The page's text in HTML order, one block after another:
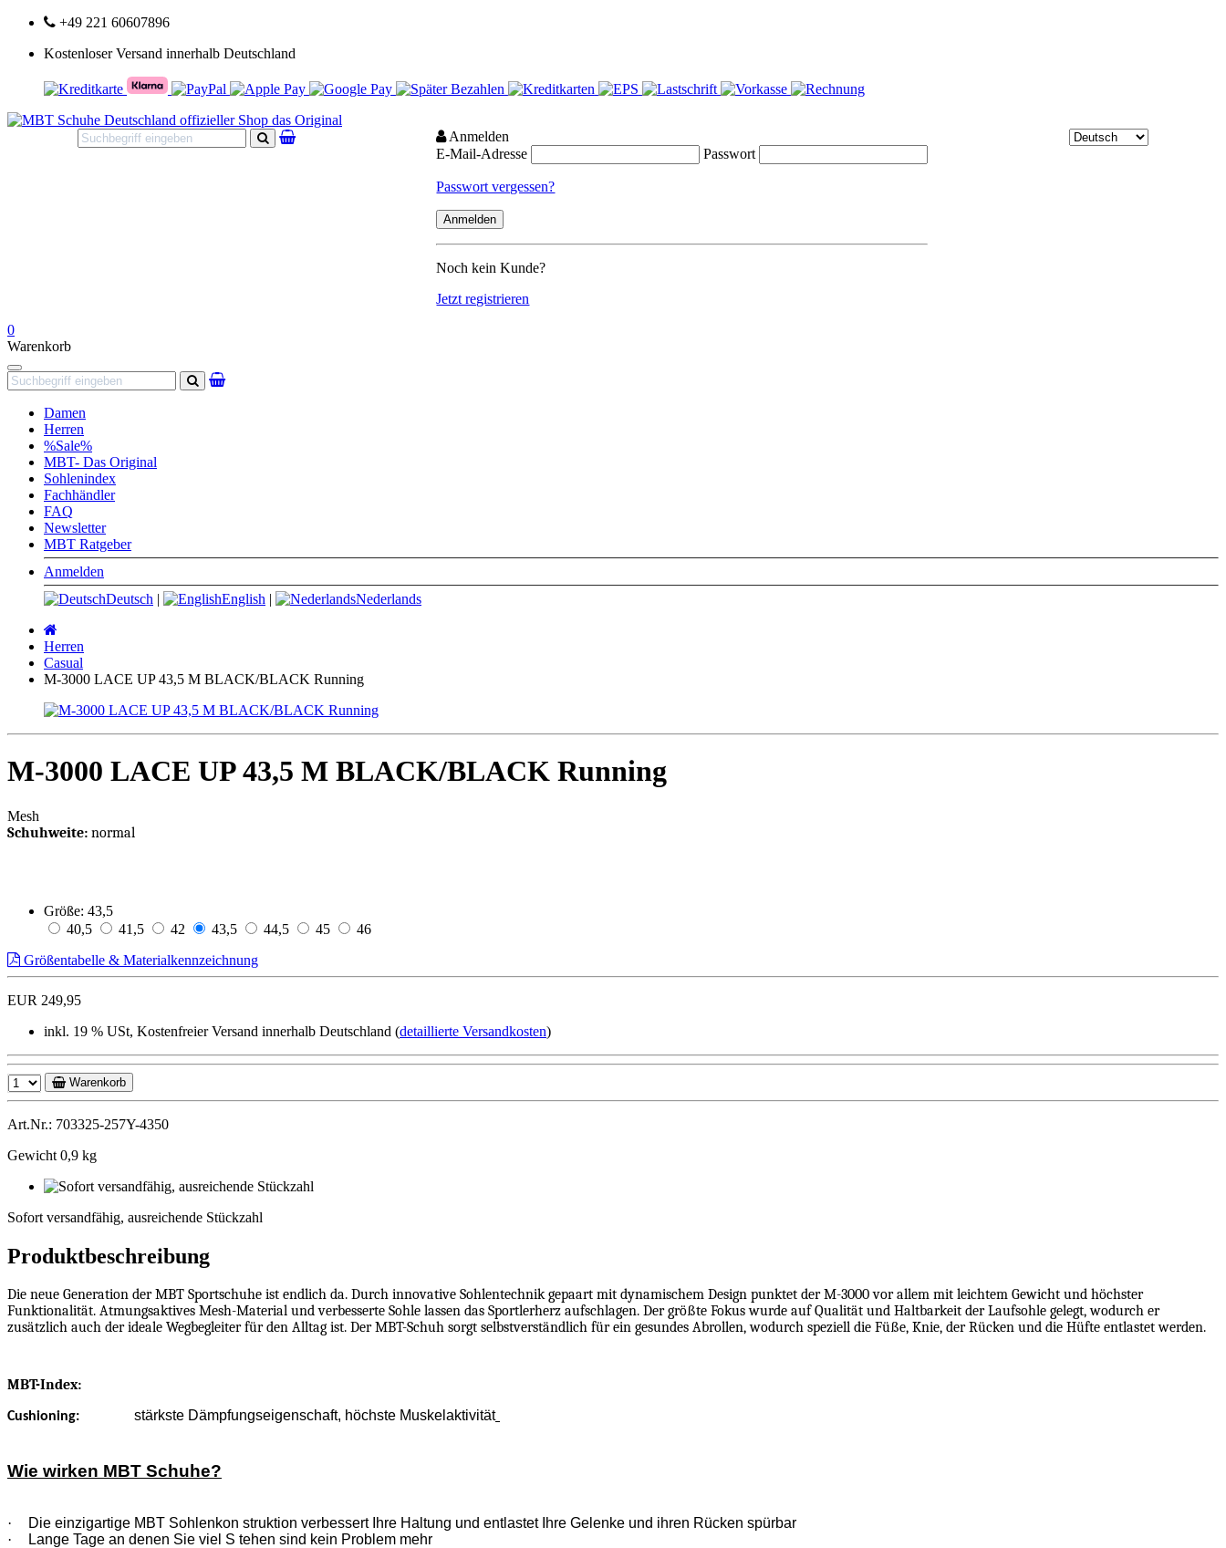
+49 221 60607896
Kostenloser Versand innerhalb Deutschland
Suchen
Anmelden
E-Mail-Adresse
Passwort
Passwort vergessen?
Noch kein Kunde?
Jetzt registrieren
0
Warenkorb
Navigation
Suchen
Damen
Herren
%Sale%
MBT- Das Original
Sohlenindex
Fachhändler
FAQ
Newsletter
MBT Ratgeber
Anmelden
Deutsch | English |
Nederlands
Herren
Casual
M-3000 LACE UP 43,5 M BLACK/BLACK Running
M-3000 LACE UP 43,5 M BLACK/BLACK Running
Mesh
Schuhweite: normal
Größe: 43,5
40,5
41,5 42 43,5 44,5 45
46
Größentabelle & Materialkennzeichnung
EUR 249,95
inkl. 19 % USt, Kostenfreier Versand innerhalb Deutschland (detaillierte Versandkosten)
Warenkorb
Art.Nr.: 703325-257Y-4350
Gewicht 0,9 kg
Sofort versandfähig, ausreichende Stückzahl
Produktbeschreibung
Die neue Generation der MBT Sportschuhe ist endlich da. Durch innovative Sohlentechnik gepaart mit dynamischem Design punktet der M-3000 vor allem mit leichtem Gewicht und höchster
Funktionalität. Atmungsaktives Mesh-Material und verbesserte Sohle lassen das Sportlerherz aufschlagen. Der größte Fokus wurde auf Qualität und Haltbarkeit der Laufsohle gelegt, wodurch er
zusätzlich auch der ideale Wegbegleiter für den Alltag ist. Der MBT-Schuh sorgt selbstverständlich für ein gesundes Abrollen, wodurch speziell die Füße, Knie, der Rücken und die Hüfte entlastet werden.
MBT-Index:
Cushioning: stärkste Dämpfungseigenschaft, höchste Muskelaktivität
Wie wirken MBT Schuhe?
·
Die einzigartige MBT Sohlenkon struktion verbessert Ihre Haltung und entlastet Ihre Gelenke und ihren Rücken spürbar
·
Lange Tage an denen Sie viel S tehen sind kein Problem mehr